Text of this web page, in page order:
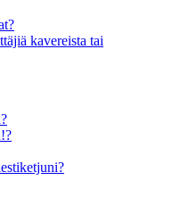
kavereista tai